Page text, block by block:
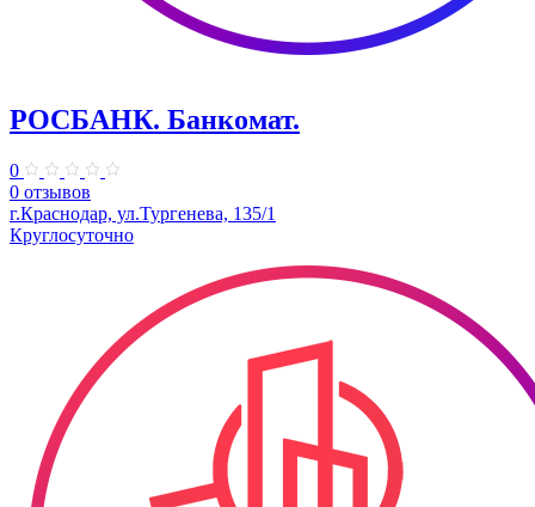
РОСБАНК. Банкомат.
0
0 отзывов
г.Краснодар, ул.Тургенева, 135/1
Круглосуточно